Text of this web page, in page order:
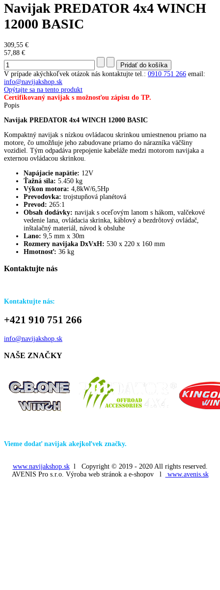
Navijak PREDATOR 4x4 WINCH
12000 BASIC
309,55 €
57,88 €
V prípade akýchkoľvek otázok nás kontaktujte tel.: 0910 751 266 email:
info@navijakshop.sk
Opýtajte sa na tento produkt
Certifikovaný navijak s možnosťou zápisu do TP.
Popis
Navijak PREDATOR 4x4 WINCH 12000 BASIC
Kompaktný navijak s nízkou ovládacou skrinkou umiestnenou priamo na
motore, čo umožňuje jeho zabudovane priamo do nárazníka väčšiny
vozidiel. Tým odpadáva prepojenie kabeláže medzi motorom navijaka a
externou ovládacou skrinkou.
Napájacie napätie: 12V
Ťažná sila: 5.450 kg
Výkon motora: 4,8kW/6,5Hp
Prevodovka: trojstupňová planétová
Prevod: 265:1
Obsah dodávky: navijak s oceľovým lanom s hákom, valčekové
vedenie lana, ovládacia skrinka, káblový a bezdrôtový ovládač,
inštalačný materiál, návod k obsluhe
Lano: 9,5 mm x 30m
Rozmery navijaka DxVxH: 530 x 220 x 160 mm
Hmotnosť: 36 kg
Kontaktujte nás
Kontaktujte nás:
+421 910 751 266
info@navijakshop.sk
NAŠE ZNAČKY
Vieme dodať navijak akejkoľvek značky.
www.navijakshop.skl Copyright © 2019 - 2020 All rights reserved.
AVENIS Pro s.r.o. Výroba web stránok a e-shopov l
www.avenis.sk